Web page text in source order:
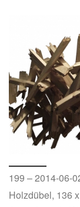
199 – 2014-06-
Holzdübel, 136